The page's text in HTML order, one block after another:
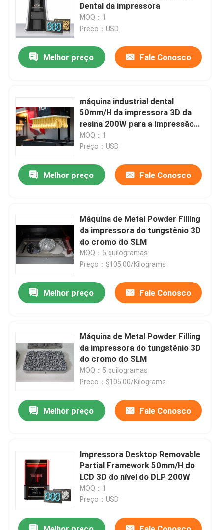
Dental da impressora
MOQ：1
Preço：USD
Melhor preço Fale Conosco
máquina industrial dental
50mm/H da impressora 3D da
resina 200W para a impressão
da dentadura
MOQ：1
Preço：USD
Melhor preço Fale Conosco
Máquina de Metal Powder Filling
da impressora do tungstênio 3D
do cromo do SLM
MOQ：5 quilogramas
Preço：$105.00/Kilograms
Melhor preço Fale Conosco
Máquina de Metal Powder Filling
da impressora do tungstênio 3D
do cromo do SLM
MOQ：5 quilogramas
Preço：$105.00/Kilograms
Melhor preço Fale Conosco
Impressora Desktop Removable
Partial Framework 50mm/H do
LCD 3D do nível do DLP 200W
MOQ：1
Preço：USD